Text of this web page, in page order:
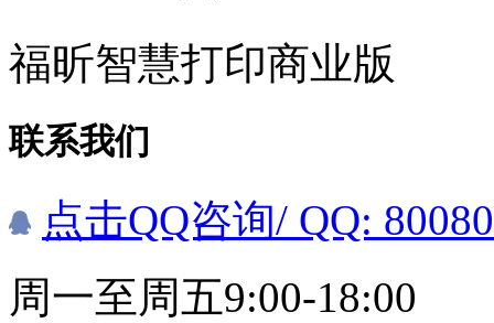
福昕智慧打印商业版
联系我们
点击QQ咨询/ QQ:
周一至周五9:00-18:00